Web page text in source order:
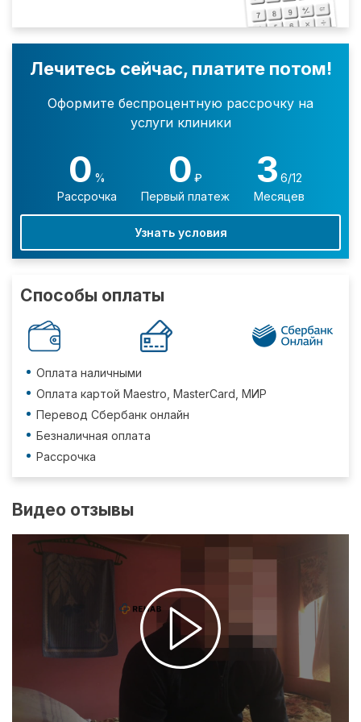
Лечитесь сейчас, платите потом!
Оформите беспроцентную рассрочку на
услуги клиники
0 %
Рассрочка
0 ₽
Первый платеж
3 6/12
Месяцев
Узнать условия
Способы оплаты
Оплата наличными
Оплата картой Maestro, MasterCard, МИР
Перевод Сбербанк онлайн
Безналичная оплата
Рассрочка
Видео отзывы